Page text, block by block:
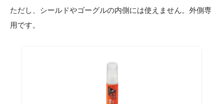
ただし、シールドやゴーグルの内側には使えません。外側専
用です。